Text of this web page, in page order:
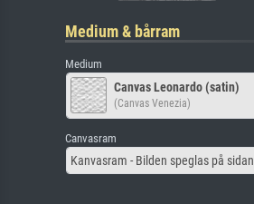
Medium & bårram
Medium
Canvas Leonardo (satin)
(Canvas Venezia)
Canvasram
Kanvasram - Bilden speglas på sidan